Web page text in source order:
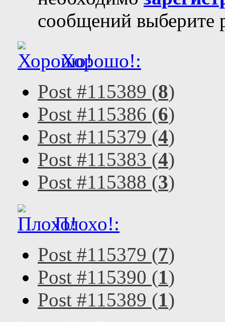
сообщений выберите
Хорошо!:
Post #115389 (8)
Post #115386 (6)
Post #115379 (4)
Post #115383 (4)
Post #115388 (3)
Плохо!:
Post #115379 (7)
Post #115390 (1)
Post #115389 (1)